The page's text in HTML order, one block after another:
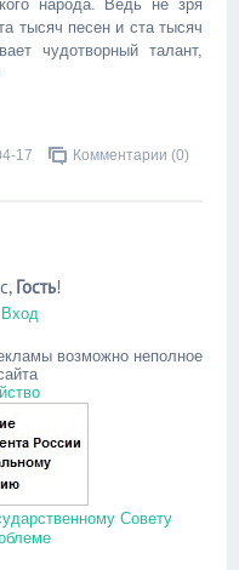
народа. Ведь не зря
тысяч песен и ста тысяч
чудотворный талант,
17 Комментарии (0)
, Гость!
Вход
возможно неполное